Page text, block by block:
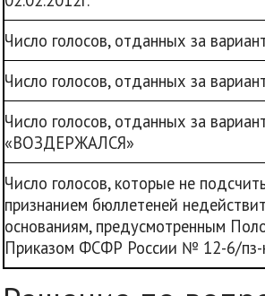
Число голосов, отданных за
Число голосов, отданных за
Число голосов, отданных за
«ВОЗДЕРЖАЛСЯ»
Число голосов, которые не
признанием бюллетеней
основаниям, предусмотренным
Приказом ФСФР России № 12-6/пз-